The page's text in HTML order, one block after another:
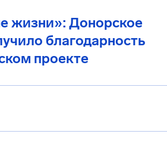
жизни»: Донорское
благодарность
проекте